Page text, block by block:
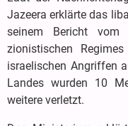
Jazeera erklärte das
seinem Bericht
zionistischen
israelischen Angriffen
Landes wurden 10
weitere verletzt.